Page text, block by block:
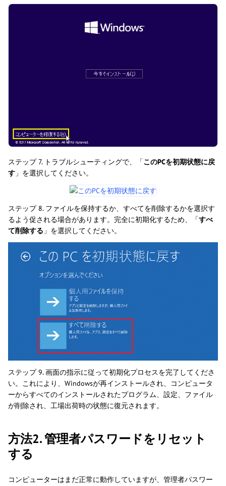
ステップ 7. トラブルシューティングで、「このPCを初期状態に戻
す 」を選択してください。
ステップ 8. ファイルを保持するか、すべてを削除するかを選択す
るよう促される場合があります。完全に初期化するため、「すべ
て削除する 」を選択してください。
ステップ 9. 画面の指示に従って初期化プロセスを完了してくださ
い。これにより、Windowsが再インストールされ、コンピュータ
ーからすべてのインストールされたプログラム、設定、ファイル
が削除され、工場出荷時の状態に復元されます。
方法2. 管理者パスワードをリセット
する
コンピューターはまだ正常に動作していますが、管理者パスワー